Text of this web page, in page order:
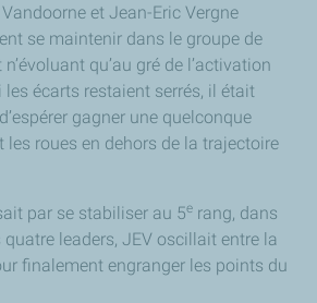
et Jean-Eric Vergne
se maintenir dans le groupe de
qu’au gré de l’activation
les écarts restaient serrés, il était
gagner une quelconque
roues en dehors de la trajectoire
par se stabiliser au 5e rang, dans
leaders, JEV oscillait entre la
finalement engranger les points du